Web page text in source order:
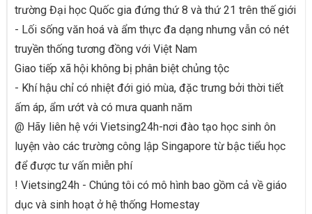
trường Đại học Quốc gia đứng thứ 8 và thứ 21 trên thế giới
- Lối sống văn hoá và ẩm thực đa dạng nhưng vẫn có nét
truyền thống tương đồng với Việt Nam
Giao tiếp xã hội không bị phân biệt chủng tộc
- Khí hậu chỉ có nhiệt đới gió mùa, đặc trưng bởi thời tiết
ấm áp, ẩm ướt và có mưa quanh năm
@ Hãy liên hệ với Vietsing24h-nơi đào tạo học sinh ôn
luyện vào các trường công lập Singapore từ bậc tiểu học
để được tư vấn miễn phí
! Vietsing24h - Chúng tôi có mô hình bao gồm cả về giáo
dục và sinh hoạt ở hệ thống Homestay